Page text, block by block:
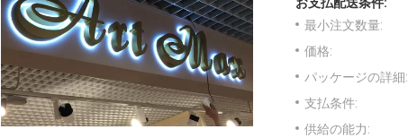
お支払配送条件:
最小注文数量:
価格:
パッケージの詳細:
支払条件:
供給の能力: